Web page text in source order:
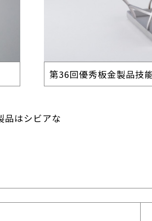
第36回優秀板金製品技
品はシビアな